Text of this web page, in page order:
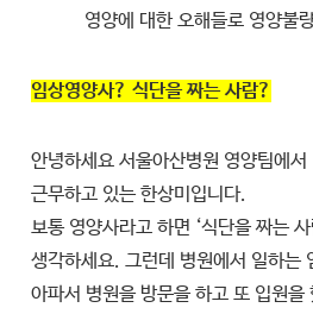
영양에 대한 오해들로 영양불
임상영양사? 식단을 짜는 사람?
안녕하세요 서울아산병원 영양팀에
근무하고 있는 한상미입니다.
보통 영양사라고 하면 ‘식단을 짜는
생각하세요. 그런데 병원에서 일하는
아파서 병원을 방문을 하고 또 입원을